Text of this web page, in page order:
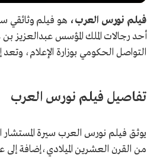
فيلم نورس العرب،
أحد رجالات الملك المؤسس عبدالعزيز
التواصل الحكومي بوزارة الإعلام،
تفاصيل فيلم نورس العرب
يوثق فيلم نورس العرب سيرة المستشار
من القرن العشرين الميلادي،إضافة